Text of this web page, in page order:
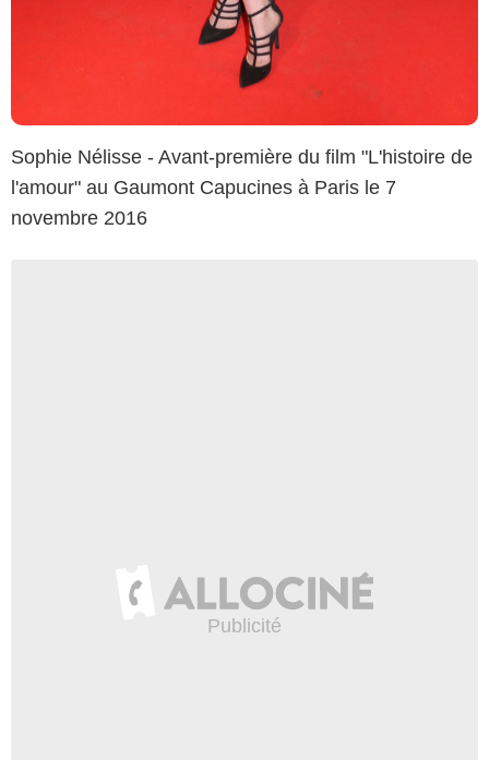
Sophie Nélisse - Avant-première du film "L'histoire de
l'amour" au Gaumont Capucines à Paris le 7
novembre 2016